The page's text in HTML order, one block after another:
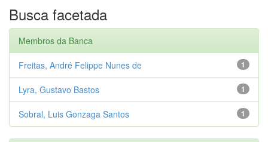
Busca facetada
Membros da Banca
1
Freitas, André Felippe Nunes de
1
Lyra, Gustavo Bastos
1
Sobral, Luis Gonzaga Santos